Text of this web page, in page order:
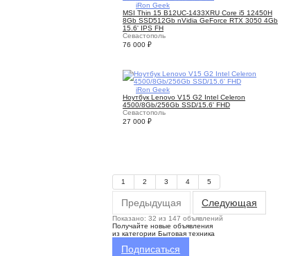
iRon Geek
MSI Thin 15 B12UC-1433XRU Core i5 12450H
8Gb SSD512Gb nVidia GeForce RTX 3050 4Gb
15.6' IPS FH
Севастополь
76 000 ₽
iRon Geek
Ноутбук Lenovo V15 G2 Intel Celeron
4500/8Gb/256Gb SSD/15.6' FHD
Севастополь
27 000 ₽
1
2 3 4 5
Предыдущая Следующая
Показано: 32 из 147 объявлений
Получайте новые объявления
из категории Бытовая техника
Подписаться